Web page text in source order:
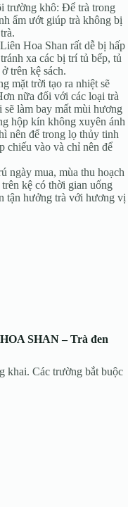
trường khô: Để trà trong
ẩm ướt giúp trà không bị
Hoa Shan rất dễ bị hấp
xa các bị trí tủ bếp, tủ
trên kệ sách.
mặt trời tạo ra nhiệt sẽ
nữa đối với các loại trà
làm bay mất mùi hương
hộp kín không xuyên ánh
nên để trong lọ thủy tinh
chiếu vào và chỉ nên để
ngày mua, mùa thu hoạch
kệ có thời gian uống
tận hưởng trà với hương vị
SHAN – Trà đen
khai. Các trường bắt buộc